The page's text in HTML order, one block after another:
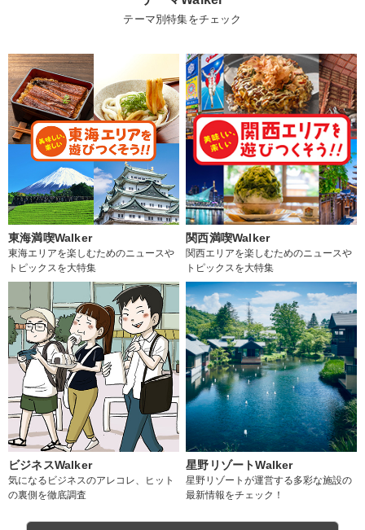
テーマ別特集をチェック
東海満喫Walker
東海エリアを楽しむためのニュースや
トピックスを大特集
関西満喫Walker
関西エリアを楽しむためのニュースや
トピックスを大特集
ビジネスWalker
気になるビジネスのアレコレ、ヒット
の裏側を徹底調査
星野リゾートWalker
星野リゾートが運営する多彩な施設の
最新情報をチェック！